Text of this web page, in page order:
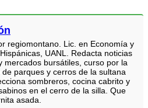
regiomontano. Lic. en Economía y
UANL. Redacta noticias
mercados bursátiles, curso por la
de parques y cerros de la sultana
sombreros, cocina cabrito y
en el cerro de la silla. Que
asada.